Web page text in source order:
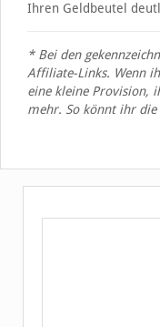
Ihren Geldbeutel
* Bei den
Affiliate-Links. Wenn
eine kleine Provision,
mehr. So könnt ihr die